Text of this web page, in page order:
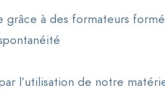
grâce à des formateurs
l’utilisation de notre